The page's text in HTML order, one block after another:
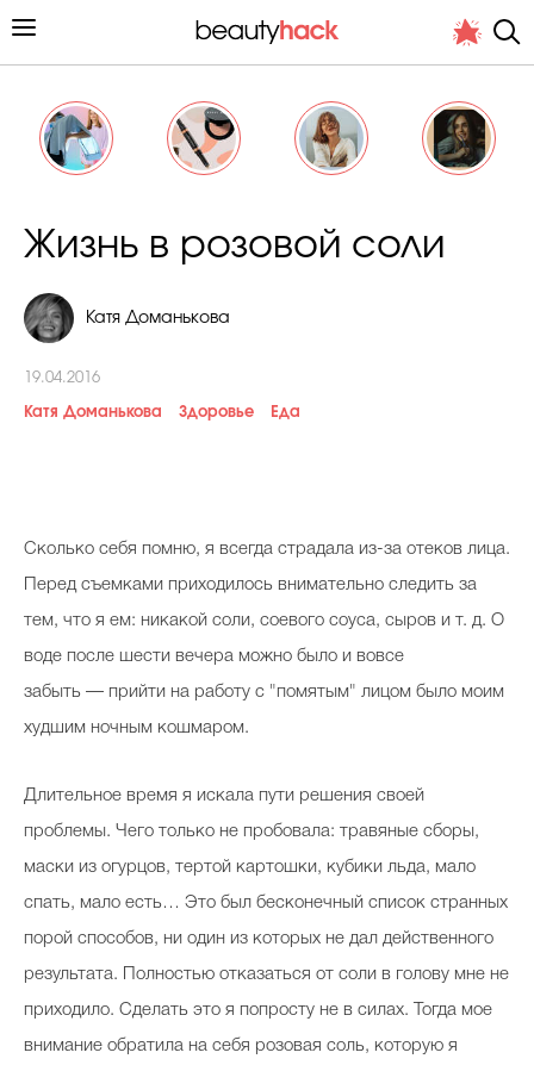
Личный опыт
Подиум
Косметичка профи
Худеем правильно
Бьютихакер / Мама-хакер
Выбор визажистов
Выбор косметолога
Полиция красоты
Хит недели от визажиста
Жизнь в розовой соли
Катя Доманькова
19.04.2016
Катя Доманькова Здоровье Еда
Сколько себя помню, я всегда страдала из-за отеков лица.
Перед съемками приходилось внимательно следить за
тем, что я ем: никакой соли, соевого соуса, сыров и т. д. О
воде после шести вечера можно было и вовсе
забыть — прийти на работу с "помятым" лицом было моим
худшим ночным кошмаром.
Длительное время я искала пути решения своей
проблемы. Чего только не пробовала: травяные сборы,
маски из огурцов, тертой картошки, кубики льда, мало
спать, мало есть… Это был бесконечный список странных
порой способов, ни один из которых не дал действенного
результата. Полностью отказаться от соли в голову мне не
приходило. Сделать это я попросту не в силах. Тогда мое
внимание обратила на себя розовая соль, которую я